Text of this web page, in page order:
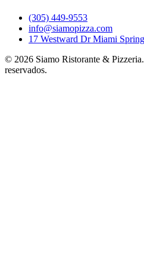
(305) 449-9553
info@siamopizza.com
17 Westward Dr Miami
© 2026 Siamo Ristorante &
reservados.